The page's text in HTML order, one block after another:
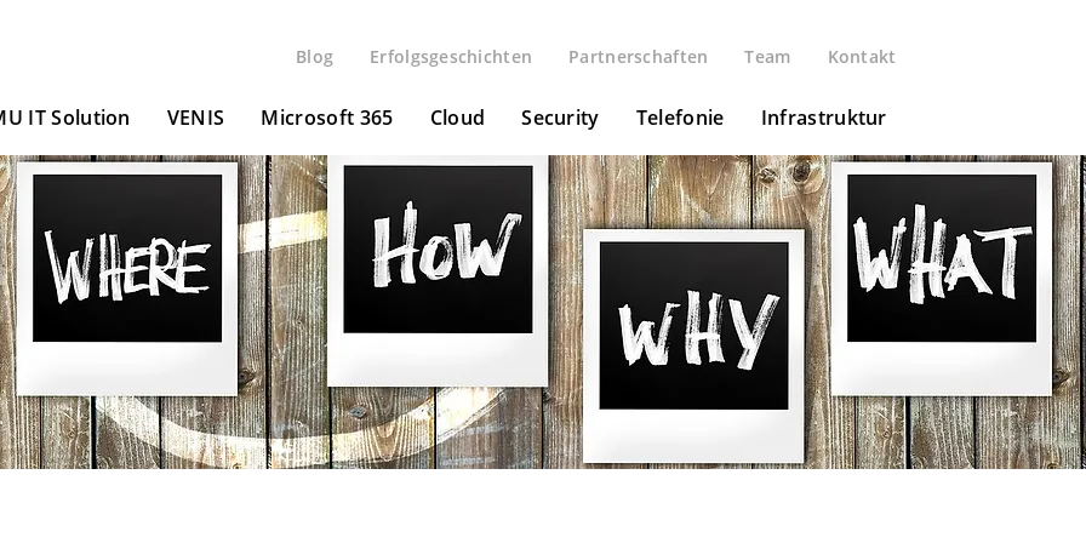
Blog Erfolgsgeschichten Partnerschaften Team Kontakt
IT Solution VENIS Microsoft 365 Cloud Security Telefonie Infrastruktur